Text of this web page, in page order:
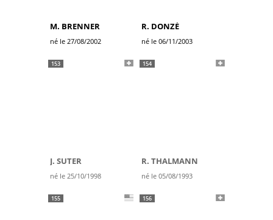
M. BRENNER
né le 27/08/2002
R. DONZÉ
né le 06/11/2003
153
J. SUTER
né le 25/10/1998
154
R. THALMANN
né le 05/08/1993
155 156